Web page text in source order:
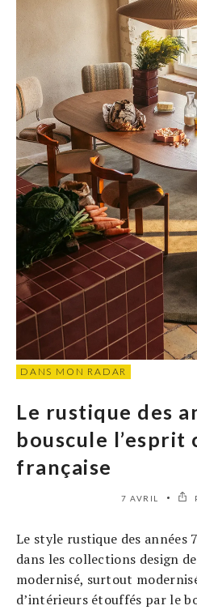
DANS MON RADAR
Le rustique des
bouscule l’esprit
française
7 AVRIL
Le style rustique des années
dans les collections design
modernisé, surtout
d’intérieurs étouffés par le